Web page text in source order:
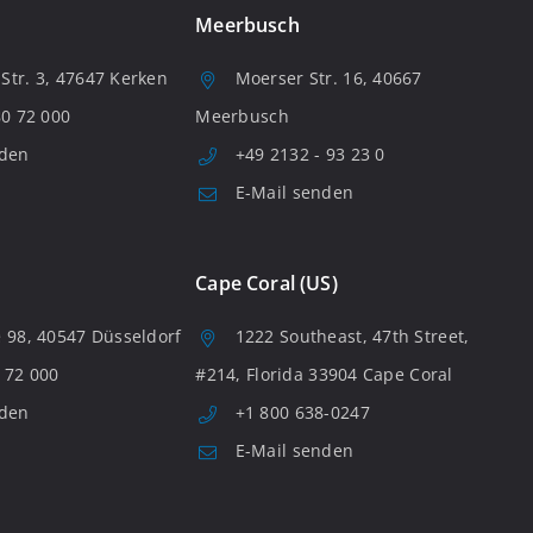
3, 47647 Kerken
72 000
Meerbusch
Moerser Str. 16, 40667
Meerbusch
+49 2132 - 93 23 0
E-Mail senden
98, 40547 Düsseldorf
000
Cape Coral (US)
1222 Southeast, 47th Street,
#214, Florida 33904 Cape Coral
+1 800 638-0247
E-Mail senden